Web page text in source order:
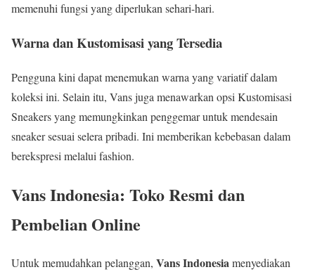
memenuhi fungsi yang diperlukan sehari-hari.
Warna dan Kustomisasi yang Tersedia
Pengguna kini dapat menemukan warna yang variatif dalam
koleksi ini. Selain itu, Vans juga menawarkan opsi Kustomisasi
Sneakers yang memungkinkan penggemar untuk mendesain
sneaker sesuai selera pribadi. Ini memberikan kebebasan dalam
berekspresi melalui fashion.
Vans Indonesia: Toko Resmi dan
Pembelian Online
Untuk memudahkan pelanggan, Vans Indonesia menyediakan